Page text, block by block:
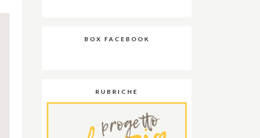
BOX FACEBOOK
RUBRICHE